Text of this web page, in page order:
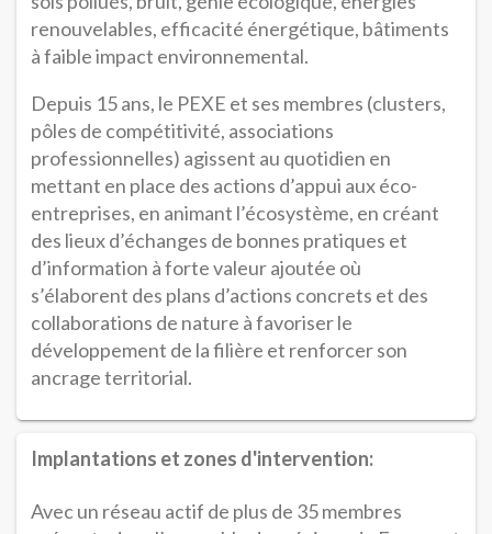
renouvelables, efficacité énergétique, bâtiments
à faible impact environnemental.
Depuis 15 ans, le PEXE et ses membres (clusters,
pôles de compétitivité, associations
professionnelles) agissent au quotidien en
mettant en place des actions d’appui aux éco-
entreprises, en animant l’écosystème, en créant
des lieux d’échanges de bonnes pratiques et
d’information à forte valeur ajoutée où
s’élaborent des plans d’actions concrets et des
collaborations de nature à favoriser le
développement de la filière et renforcer son
ancrage territorial.
Implantations et zones d'intervention:
Avec un réseau actif de plus de 35 membres